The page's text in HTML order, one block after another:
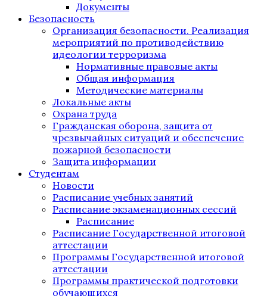
Документы
Безопасность
Организация безопасности. Реализация
мероприятий по противодействию
идеологии терроризма
Нормативные правовые акты
Общая информация
Методические материалы
Локальные акты
Охрана труда
Гражданская оборона, защита от
чрезвычайных ситуаций и обеспечение
пожарной безопасности
Защита информации
Студентам
Новости
Расписание учебных занятий
Расписание экзаменационных сессий
Расписание
Расписание Государственной итоговой
аттестации
Программы Государственной итоговой
аттестации
Программы практической подготовки
обучающихся